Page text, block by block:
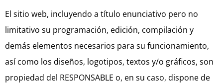
El sitio web, incluyendo a título enunciativo pero no
limitativo su programación, edición, compilación y
demás elementos necesarios para su funcionamiento,
así como los diseños, logotipos, textos y/o gráficos, son
propiedad del RESPONSABLE o, en su caso, dispone de